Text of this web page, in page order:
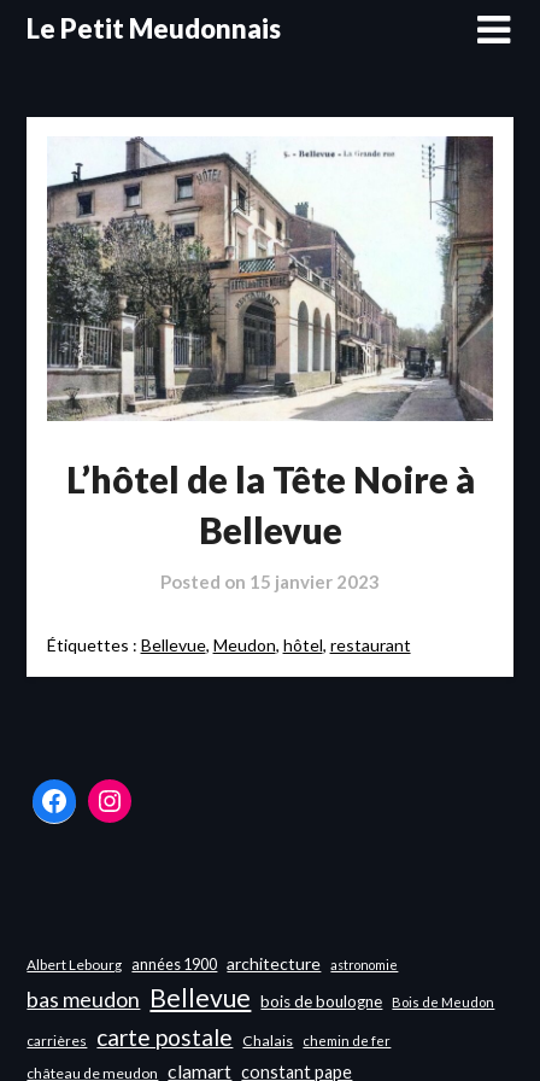
SkipLe Petit Meudonnais
L’hôtel de la Tête Noire à
Bellevue
Posted on 15 janvier 2023
Étiquettes : Bellevue, Meudon, hôtel, restaurant
FacebookInstagram
Albert Lebourg années 1900 architecture astronomie
bas meudon Bellevue bois de boulogne Bois de Meudon
carrières carte postale Chalais chemin de fer
château de meudon clamart constant pape